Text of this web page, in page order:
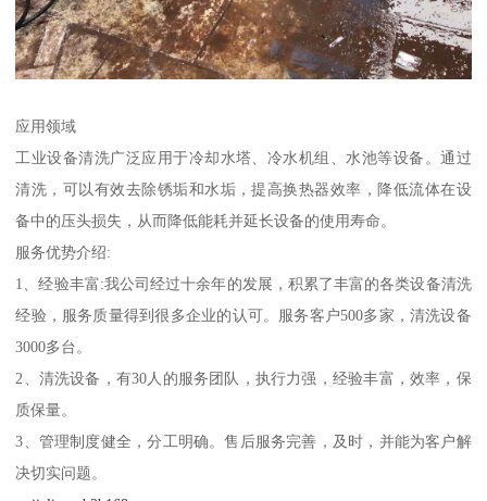
应用领域
工业设备清洗广泛应用于冷却水塔、冷水机组、水池等设备。通过
清洗，可以有效去除锈垢和水垢，提高换热器效率，降低流体在设
备中的压头损失，从而降低能耗并延长设备的使用寿命。
服务优势介绍:
1、经验丰富:我公司经过十余年的发展，积累了丰富的各类设备清洗
经验，服务质量得到很多企业的认可。服务客户500多家，清洗设备
3000多台。
2、清洗设备，有30人的服务团队，执行力强，经验丰富，效率，保
质保量。
3、管理制度健全，分工明确。售后服务完善，及时，并能为客户解
决切实问题。